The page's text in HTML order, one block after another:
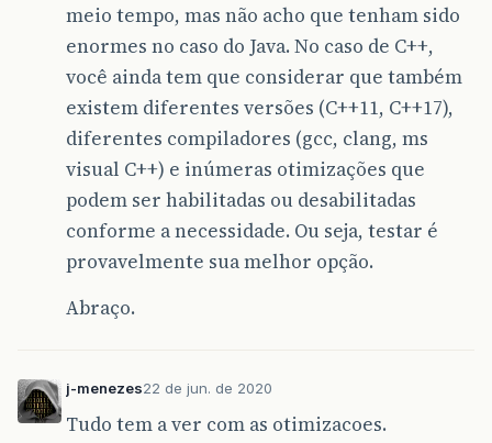
meio tempo, mas não acho que tenham sido
enormes no caso do Java. No caso de C++,
você ainda tem que considerar que também
existem diferentes versões (C++11, C++17),
diferentes compiladores (gcc, clang, ms
visual C++) e inúmeras otimizações que
podem ser habilitadas ou desabilitadas
conforme a necessidade. Ou seja, testar é
provavelmente sua melhor opção.
Abraço.
j-menezes22 de jun. de 2020
Tudo tem a ver com as otimizacoes.